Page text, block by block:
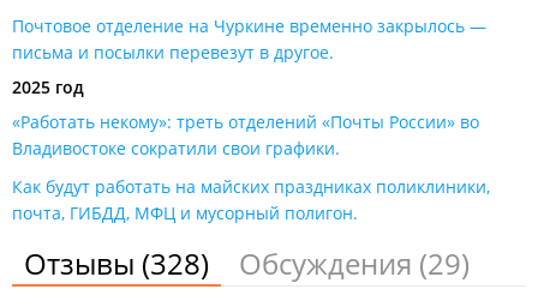
Почтовое отделение на Чуркине временно закрылось —
письма и посылки перевезут в другое.
2025 год
«Работать некому»: треть отделений «Почты России» во
Владивостоке сократили свои графики​.
Как будут работать на майских праздниках поликлиники,
почта, ГИБДД, МФЦ и мусорный полигон.
Отзывы (328) Обсуждения (29)